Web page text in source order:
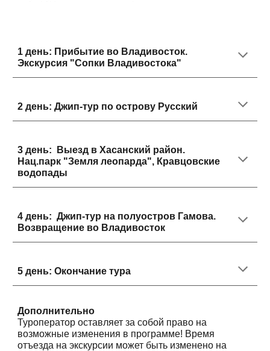
1 день: Прибытие во Владивосток.
Экскурсия "Сопки Владивостока"
2 день: Джип-тур по острову Русский
3 день:
Выезд в Хасанский район.
Нац.парк "Земля леопарда", Кравцовские
водопады
4 день: Джип-тур на полуостров Гамова.
Возвращение во Владивосток
5 день:Окончание тура
Дополнительно
Туроператор оставляет за собой право на
возможные изменения в программе! Время
отъезда на экскурсии может быть изменено на